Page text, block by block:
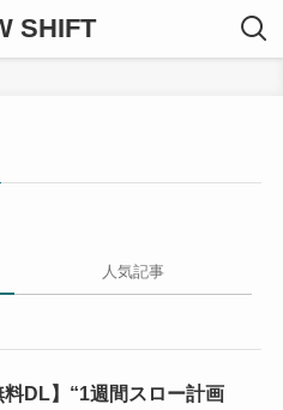
SHIFT
人気記事
料DL】“1週間スロー計画